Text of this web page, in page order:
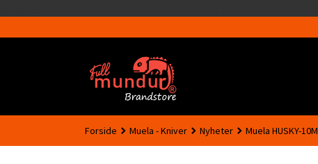
Forside Muela - Kniver Nyheter Muela HUSKY-10M